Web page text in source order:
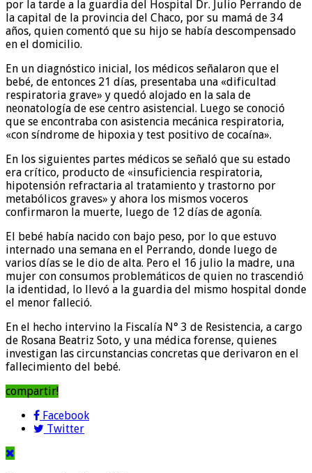
por la tarde a la guardia del Hospital Dr. Julio Perrando de
la capital de la provincia del Chaco, por su mamá de 34
años, quien comentó que su hijo se había descompensado
en el domicilio.
En un diagnóstico inicial, los médicos señalaron que el
bebé, de entonces 21 días, presentaba una «dificultad
respiratoria grave» y quedó alojado en la sala de
neonatología de ese centro asistencial. Luego se conoció
que se encontraba con asistencia mecánica respiratoria,
«con síndrome de hipoxia y test positivo de cocaína».
En los siguientes partes médicos se señaló que su estado
era crítico, producto de «insuficiencia respiratoria,
hipotensión refractaria al tratamiento y trastorno por
metabólicos graves» y ahora los mismos voceros
confirmaron la muerte, luego de 12 días de agonía.
El bebé había nacido con bajo peso, por lo que estuvo
internado una semana en el Perrando, donde luego de
varios días se le dio de alta. Pero el 16 julio la madre, una
mujer con consumos problemáticos de quien no trascendió
la identidad, lo llevó a la guardia del mismo hospital donde
el menor falleció.
En el hecho intervino la Fiscalía N° 3 de Resistencia, a cargo
de Rosana Beatriz Soto, y una médica forense, quienes
investigan las circunstancias concretas que derivaron en el
fallecimiento del bebé.
compartir!
Facebook
Twitter